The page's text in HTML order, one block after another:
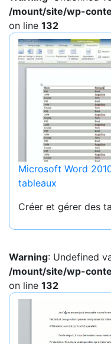
/mount/site/wp-
on line 132
Microsoft Word
tableaux
Créer et gérer des
Warning: Undefined
/mount/site/wp-
on line 132